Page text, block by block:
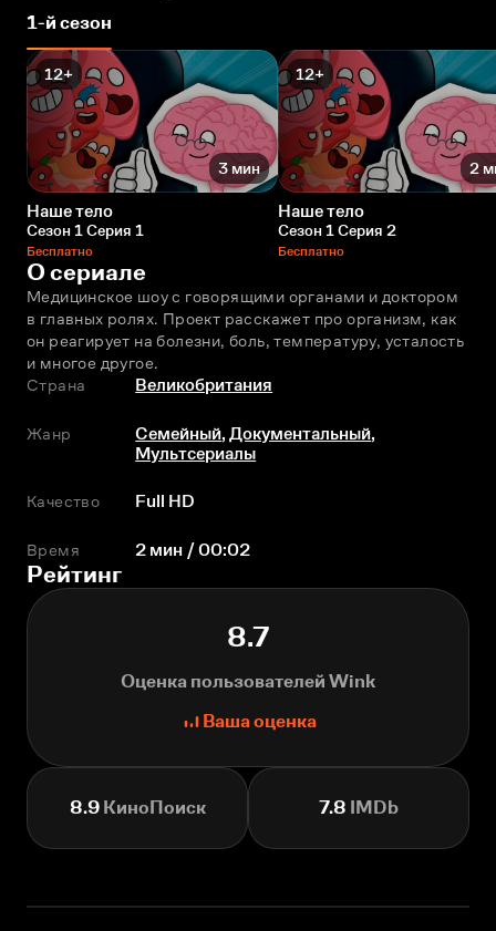
1-й сезон
12+
3 мин
Наше тело
Сезон 1 Серия 1
Бесплатно
12+
2
Наше тело
Сезон 1 Серия 2
Бесплатно
О сериале
Медицинское шоу с говорящими органами и доктором
в главных ролях. Проект расскажет про организм, как
он реагирует на болезни, боль, температуру, усталость
и многое другое.
Страна
Великобритания
Жанр Семейный,Документальный,
Мультсериалы
Качество Full HD
Время 2 мин / 00:02
Рейтинг
8.7
Оценка пользователей Wink
Ваша оценка
8.9КиноПоиск 7.8 IMDb